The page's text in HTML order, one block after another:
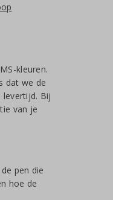
kleuren.
dat we de
levertijd. Bij
van je
pen die
hoe de